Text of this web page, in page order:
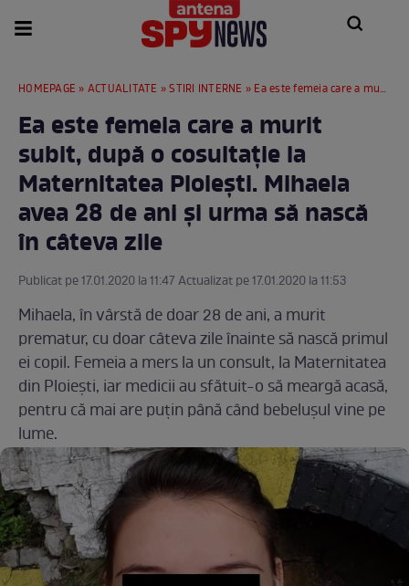
HOMEPAGE » ACTUALITATE »STIRI INTERNE » Ea este femeia care a murit subit, după o cosultație la Maternitatea Ploiești. Mihaela avea 28 de ani și urma să nască în câteva zile
Ea este femeia care a murit
subit, după o cosultație la
Maternitatea Ploiești. Mihaela
avea 28 de ani și urma să nască
în câteva zile
Publicat pe 17.01.2020 la 11:47 Actualizat pe 17.01.2020 la 11:53
Mihaela, în vârstă de doar 28 de ani, a murit
prematur, cu doar câteva zile înainte să nască primul
ei copil. Femeia a mers la un consult, la Maternitatea
din Ploiești, iar medicii au sfătuit-o să meargă acasă,
pentru că mai are puțin până când bebelușul vine pe
lume.